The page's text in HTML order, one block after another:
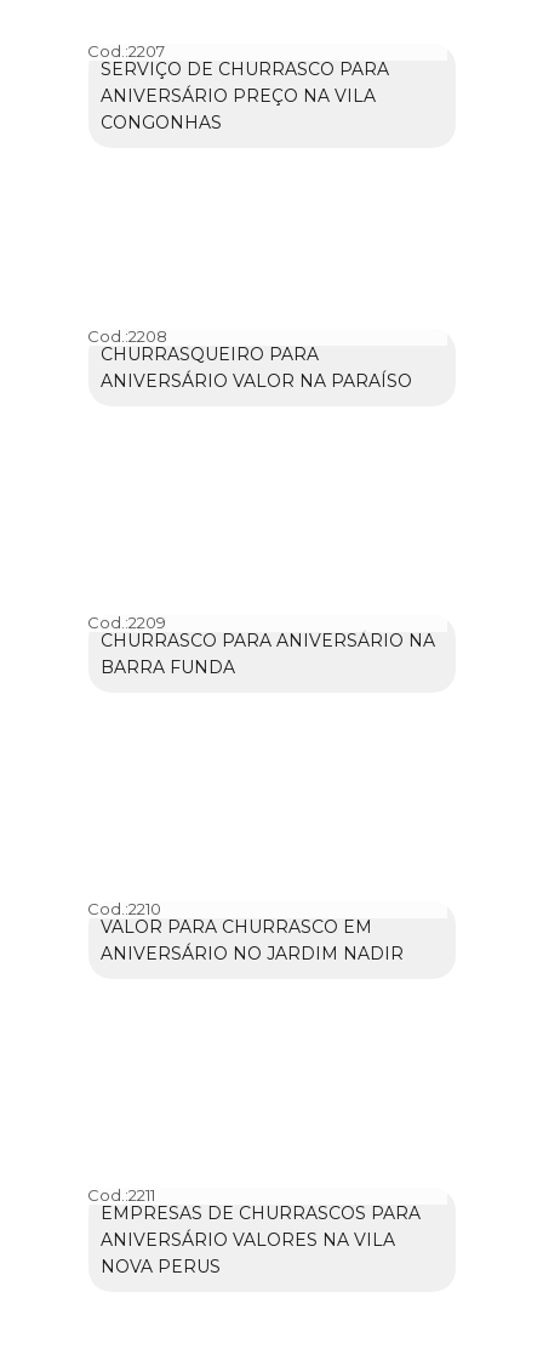
Cod.:2207
SERVIÇO DE CHURRASCO PARA
ANIVERSÁRIO PREÇO NA VILA
CONGONHAS
Cod.:2208
CHURRASQUEIRO PARA
ANIVERSÁRIO VALOR NA PARAÍSO
Cod.:2209
CHURRASCO PARA ANIVERSÁRIO NA
BARRA FUNDA
Cod.:2210
VALOR PARA CHURRASCO EM
ANIVERSÁRIO NO JARDIM NADIR
Cod.:2211
EMPRESAS DE CHURRASCOS PARA
ANIVERSÁRIO VALORES NA VILA
NOVA PERUS